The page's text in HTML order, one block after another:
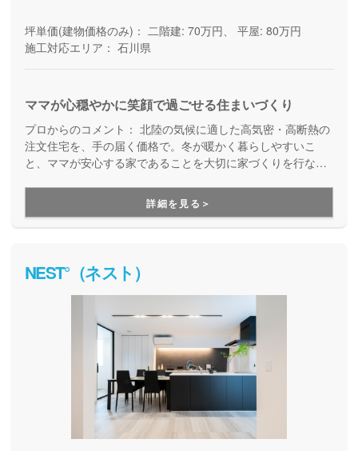
坪単価(建物価格のみ)： 二階建: 70万円、 平屋: 80万円
施工対応エリア： 石川県
ママが心穏やかに笑顔で過ごせる住まいづくり
プロからのコメント： 北陸の気候に適した高気密・高断熱の
注文住宅を、手の届く価格で。冬が暖かく暮らしやすいこ
と、ママが安心する家であることを大切に家づくりを行なっ
「家事ラク動線」の提案が得意。サイエンスホームグループ
に加盟しており、天然木や梁を特徴とする真壁の家にも対応
しています。
詳細を見る＞
NEST°（ネスト）